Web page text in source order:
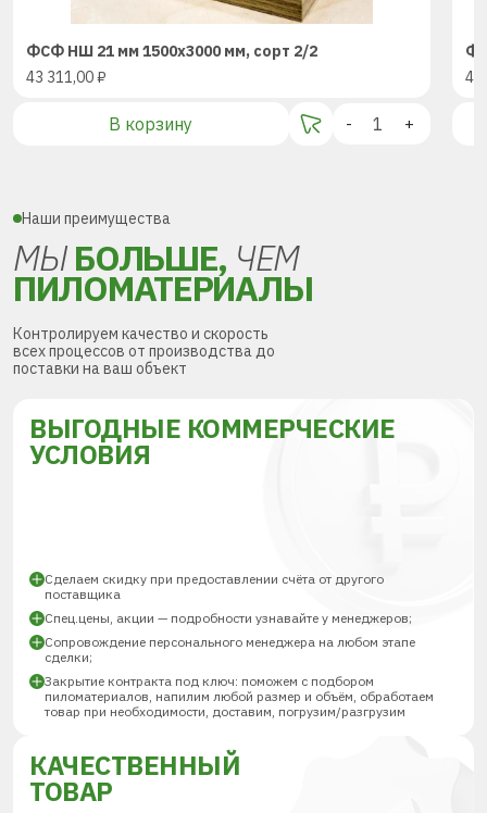
ФСФ НШ 21 мм 1500х3000 мм, сорт 2/2
43 311,00₽
В корзину - +
43
Наши преимущества
МЫБОЛЬШЕ, ЧЕМ
ПИЛОМАТЕРИАЛЫ
Контролируем качество и скорость
всех процессов от производства до
поставки на ваш объект
ВЫГОДНЫЕ КОММЕРЧЕСКИЕ
УСЛОВИЯ
Сделаем скидку при предоставлении счёта от другого
поставщика
Спец.цены, акции — подробности узнавайте у менеджеров;
Сопровождение персонального менеджера на любом этапе
сделки;
Закрытие контракта под ключ: поможем с подбором
пиломатериалов, напилим любой размер и объём, обработаем
товар при необходимости, доставим, погрузим/разгрузим
КАЧЕСТВЕННЫЙ
ТОВАР